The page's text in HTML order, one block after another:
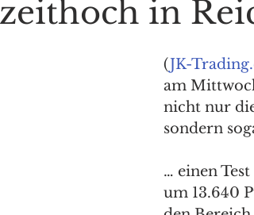
in
(JK-
am
nicht nur
sondern
… einen
um 13.640